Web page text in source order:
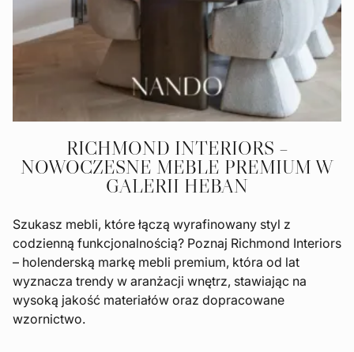
RICHMOND INTERIORS –
NOWOCZESNE MEBLE PREMIUM W
GALERII HEBAN
Szukasz mebli, które łączą wyrafinowany styl z
codzienną funkcjonalnością? Poznaj Richmond Interiors
– holenderską markę mebli premium, która od lat
wyznacza trendy w aranżacji wnętrz, stawiając na
wysoką jakość materiałów oraz dopracowane
wzornictwo.